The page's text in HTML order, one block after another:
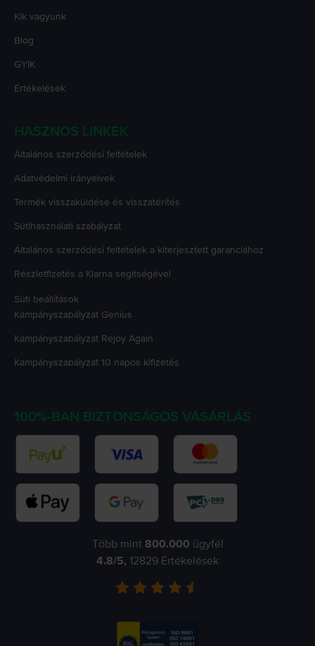
Kik vagyunk
Blog
GYIK
Értékelések
HASZNOS LINKEK
Általános szerződési feltételek
Adatvédelmi irányelvek
Termék visszaküldése és visszatérítés
Sütihasználati szabályzat
Általános szerződési feltételek a kiterjesztett garanciához
Részletfizetés a Klarna segítségével
Süti beállítások
Kampányszabályzat Genius
Kampányszabályzat Rejoy Again
Kampányszabályzat 10 napos kifizetés
100%-BAN BIZTONSÁGOS VÁSÁRLÁS
Több mint 800.000 ügyfél
4.8/5, 12829 Értékelések